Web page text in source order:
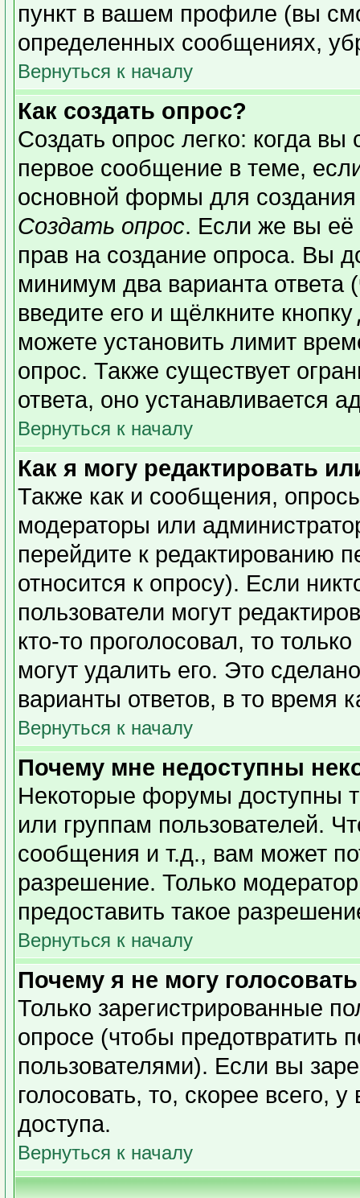
пункт в вашем профиле (вы
определенных сообщениях,
Вернуться к началу
Как создать опрос?
Создать опрос легко: когда вы
первое сообщение в теме,
основной формы для
Создать опрос. Если же вы её
прав на создание опроса. Вы
минимум два варианта ответа
введите его и щёлкните кнопку
можете установить лимит
опрос. Также существует
ответа, оно устанавливается
Вернуться к началу
Как я могу редактировать
Также как и сообщения,
модераторы или
перейдите к редактированию
относится к опросу). Если
пользователи могут
кто-то проголосовал, то
могут удалить его. Это
варианты ответов, в то время
Вернуться к началу
Почему мне недоступны
Некоторые форумы доступны
или группам пользователей.
сообщения и т.д., вам может
разрешение. Только
предоставить такое
Вернуться к началу
Почему я не могу
Только зарегистрированные
опросе (чтобы предотвратить
пользователями). Если вы
голосовать, то, скорее всего,
доступа.
Вернуться к началу